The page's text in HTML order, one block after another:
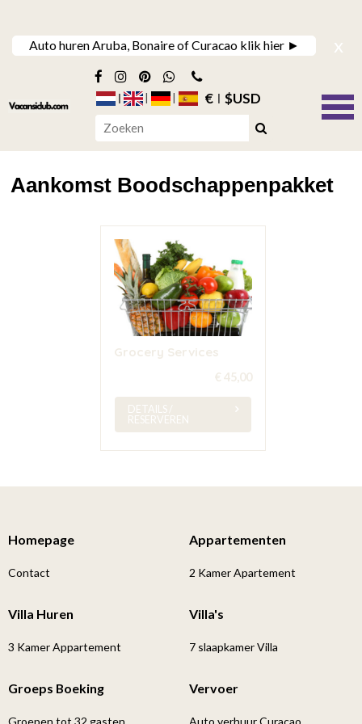
Auto huren Aruba, Bonaire of Curacao klik hier ► x
€ $USD
Aankomst Boodschappenpakket
Grocery Services
€ 45,00
DETAILS /
RESERVEREN
Homepage
Contact
Appartementen
2 Kamer Apartement
Villa Huren
3 Kamer Appartement
Villa's
7 slaapkamer Villa
Groeps Boeking
Groepen tot 32 gasten
Vervoer
Auto verhuur Curacao